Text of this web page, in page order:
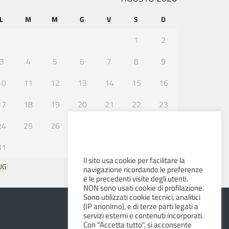
L M M G V S D
1
2
4 5 6 7 8
9
11 12 13 14 15
16
18 19 20 21 22
23
25 26
SET »
Il sito usa cookie per facilitare la
navigazione ricordando le preferenze
e le precedenti visite degli utenti.
NON sono usati cookie di profilazione.
Sono utilizzati cookie tecnici, analitici
(IP anonimo), e di terze parti legati a
servizi esterni e contenuti incorporati.
Con "Accetta tutto", si acconsente